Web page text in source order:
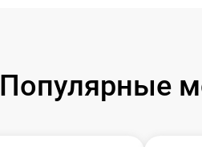
Популярные